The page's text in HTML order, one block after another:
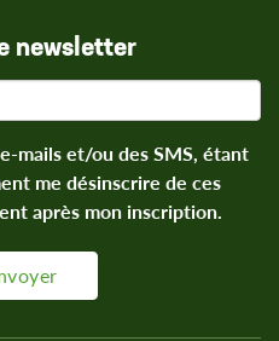
newsletter
mails et/ou des SMS, étant
me désinscrire de ces
après mon inscription.